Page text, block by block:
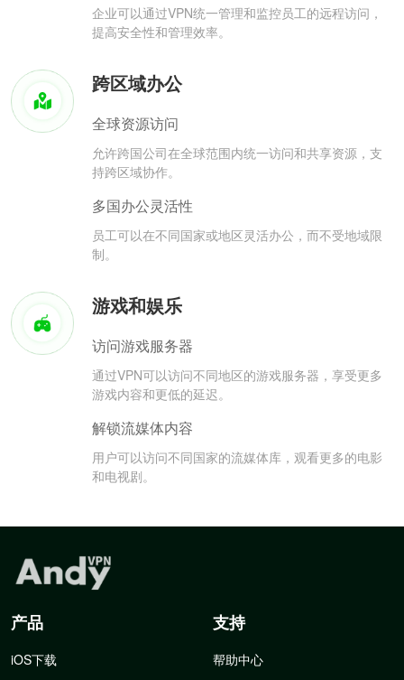
企业可以通过VPN统一管理和监控员工的远程访问，
提高安全性和管理效率。
跨区域办公
全球资源访问
允许跨国公司在全球范围内统一访问和共享资源，支
持跨区域协作。
多国办公灵活性
员工可以在不同国家或地区灵活办公，而不受地域限
制。
游戏和娱乐
访问游戏服务器
通过VPN可以访问不同地区的游戏服务器，享受更多
游戏内容和更低的延迟。
解锁流媒体内容
用户可以访问不同国家的流媒体库，观看更多的电影
和电视剧。
产品
iOS下载
支持
帮助中心